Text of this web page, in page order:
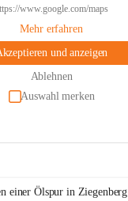
www.google.com/maps
Mehr erfahren
und anzeigen
Ablehnen
Auswahl merken
einer Ölspur in Ziegenberg